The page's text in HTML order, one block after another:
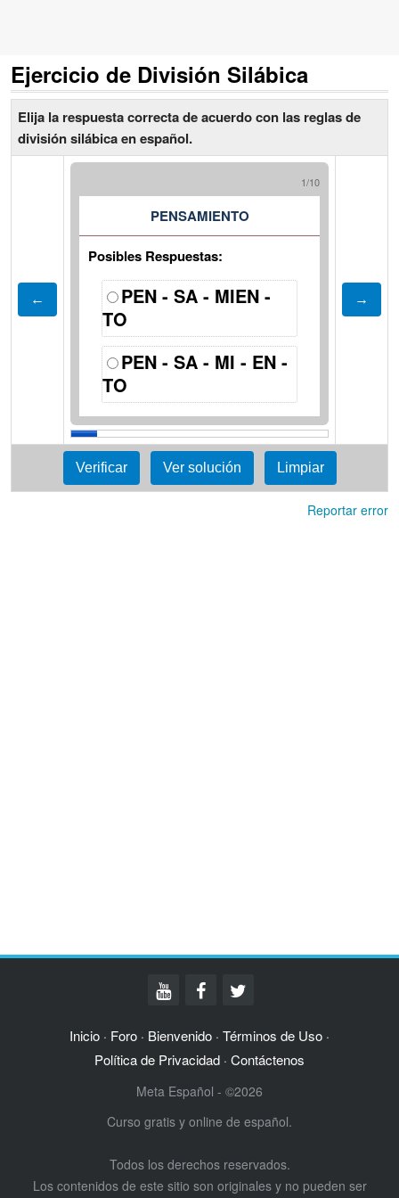
Ejercicio de División Silábica
Elija la respuesta correcta de acuerdo con las reglas de
división silábica en español.
1/10
PENSAMIENTO
Posibles Respuestas:
PEN - SA - MIEN -
TO
PEN - SA - MI - EN -
TO
Reportar error
Inicio · Foro · Bienvenido · Términos de Uso ·
Política de Privacidad · Contáctenos
Meta Español - ©2026
Curso gratis y online de español.
Todos los derechos reservados.
Los contenidos de este sitio son originales y no pueden ser